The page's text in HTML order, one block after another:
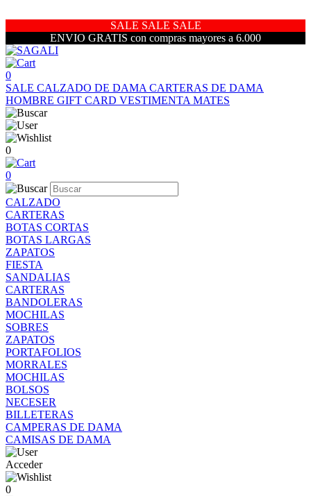
SALE SALE SALE
ENVIO GRATIS con compras mayores a 6.000
0
SALE CALZADO DE DAMA CARTERAS DE DAMA
HOMBRE GIFT CARD VESTIMENTA MATES
0
0
CALZADO
CARTERAS
BOTAS CORTAS
BOTAS LARGAS
ZAPATOS
FIESTA
SANDALIAS
CARTERAS
BANDOLERAS
MOCHILAS
SOBRES
ZAPATOS
PORTAFOLIOS
MORRALES
MOCHILAS
BOLSOS
NECESER
BILLETERAS
CAMPERAS DE DAMA
CAMISAS DE DAMA
Acceder
0